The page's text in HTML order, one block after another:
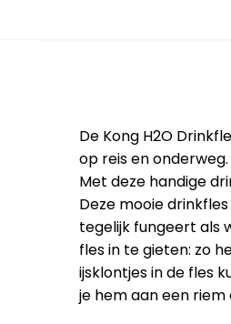
De Kong H2O
op reis en onderweg.
Met deze handige
Deze mooie
tegelijk fungeert als
fles in te gieten: zo
ijsklontjes in de fles
je hem aan een